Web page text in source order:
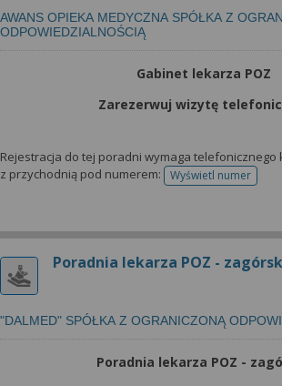
AWANS OPIEKA MEDYCZNA SPÓŁKA Z
ODPOWIEDZIALNOŚCIĄ
Gabinet lekarza POZ
Zarezerwuj wizytę
Rejestracja do tej poradni wymaga telefonicznego
z przychodnią pod numerem:
Wyświetl numer
telefonu do
Poradnia lekarza POZ -
"DALMED" SPÓŁKA Z OGRANICZONĄ
Poradnia lekarza POZ -